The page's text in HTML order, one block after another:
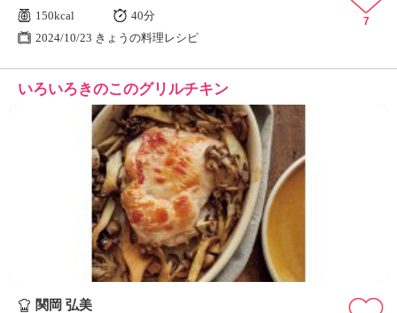
150kcal
40分
2024/10/23 きょうの料理レシピ
7
いろいろきのこのグリルチキン
関岡 弘美